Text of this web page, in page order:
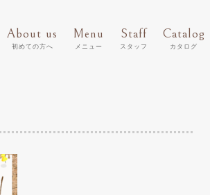
About us
初めての方へ
Menu
メニュー
Staff
スタッフ
Catalog
カタログ